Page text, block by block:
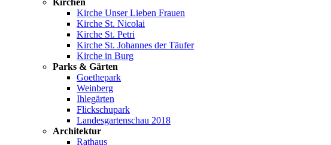
Kirchen
Kirche Unser Lieben Frauen
Kirche St. Nicolai
Kirche St. Petri
Kirche St. Johannes der Täufer
Kirche in Burg
Parks & Gärten
Goethepark
Weinberg
Ihlegärten
Flickschupark
Landesgartenschau 2018
Architektur
Rathaus